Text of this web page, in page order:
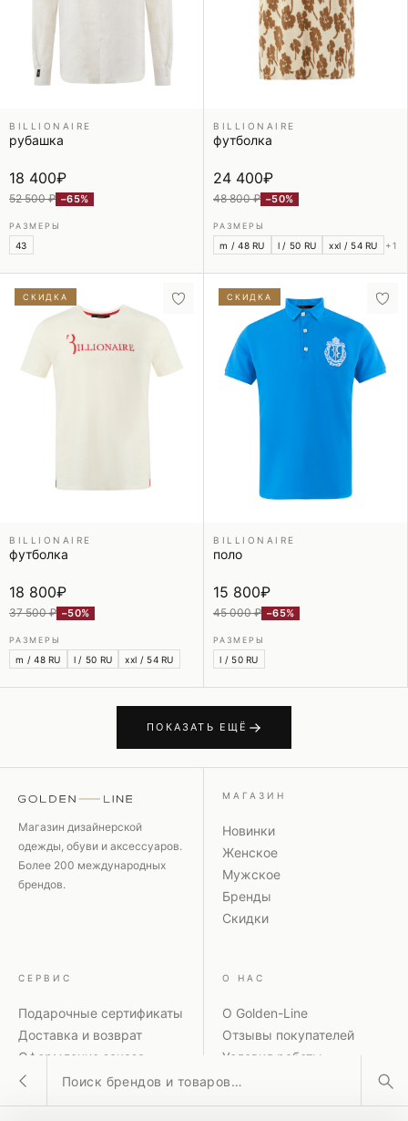
BILLIONAIRE
рубашка
18 400₽
52 500 ₽ −65%
РАЗМЕРЫ
43
BILLIONAIRE
футболка
24 400₽
48 800 ₽ −50%
РАЗМЕРЫ
m / 48 RU l / 50 RU xxl / 54 RU +1
СКИДКА
BILLIONAIRE
футболка
18 800₽
37 500 ₽ −50%
РАЗМЕРЫ
m / 48 RU l / 50 RU xxl / 54 RU
СКИДКА
BILLIONAIRE
поло
15 800₽
45 000 ₽ −65%
РАЗМЕРЫ
l / 50 RU
ПОКАЗАТЬ ЕЩЁ
Магазин дизайнерской
одежды, обуви и аксессуаров.
Более 200 международных
брендов.
МАГАЗИН
Новинки
Женское
Мужское
Бренды
Скидки
СЕРВИС
Подарочные сертификаты
Доставка и возврат
Оформление заказа
Способы оплаты
О НАС
О Golden-Line
Отзывы покупателей
Условия работы
Политика